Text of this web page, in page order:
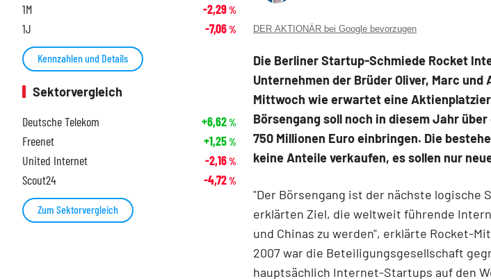
DER AKTIONÄR bei Google bevorzugen
Die Berliner Startup-Schmiede Rocket
Unternehmen der Brüder Oliver, Marc
Mittwoch wie erwartet eine
Börsengang soll noch in diesem Jahr
750 Millionen Euro einbringen. Die
keine Anteile verkaufen, es sollen nur
"Der Börsengang ist der nächste logische
erklärten Ziel, die weltweit führende
und Chinas zu werden", erklärte Rocket-
2007 war die Beteiligungsgesellschaft
hauptsächlich Internet-Startups auf den
1M -2,29%
1J -7,06%
Kennzahlen und Details
Sektorvergleich
Deutsche Telekom
+6,62%
Freenet +1,25%
United Internet -2,16%
Scout24 -4,72%
Zum Sektorvergleich